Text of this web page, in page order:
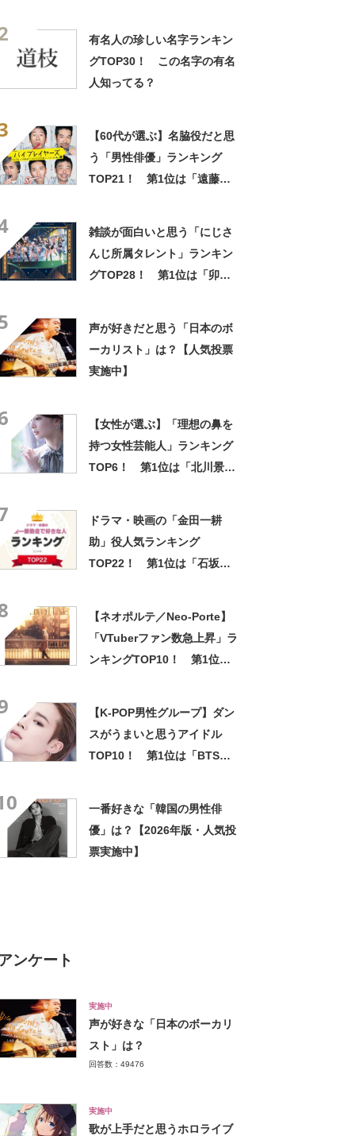
有名人の珍しい名字ランキン
グTOP30！ この名字の有名
人知ってる？
【60代が選ぶ】名脇役だと思
う「男性俳優」ランキング
TOP21！ 第1位は「遠藤憲
雑談が面白いと思う「にじさ
んじ所属タレント」ランキン
グTOP28！ 第1位は「卯月
声が好きだと思う「日本のボ
ーカリスト」は？【人気投票
実施中】
【女性が選ぶ】「理想の鼻を
持つ女性芸能人」ランキング
TOP6！ 第1位は「北川景
ドラマ・映画の「金田一耕
助」役人気ランキング
TOP22！ 第1位は「石坂浩
【ネオポルテ／Neo-Porte】
「VTuberファン数急上昇」ラ
ンキングTOP10！ 第1位
【K-POP男性グループ】ダン
スがうまいと思うアイドル
TOP10！ 第1位は「BTS
一番好きな「韓国の男性俳
優」は？【2026年版・人気投
票実施中】
ンケート
実施中
声が好きな「日本のボーカリ
スト」は？
回答数：49476
実施中
歌が上手だと思うホロライブ